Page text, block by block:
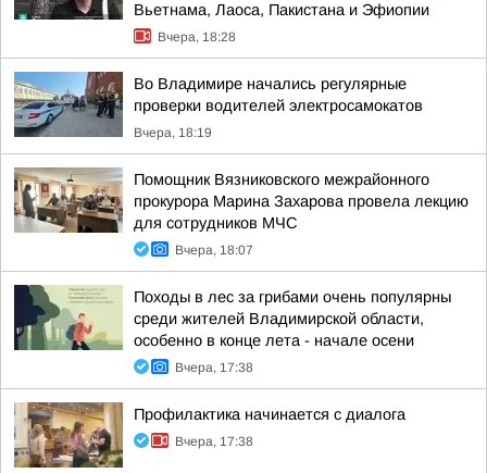
Вьетнама, Лаоса, Пакистана и Эфиопии
Вчера, 18:28
Во Владимире начались регулярные
проверки водителей электросамокатов
Вчера, 18:19
Помощник Вязниковского межрайонного
прокурора Марина Захарова провела лекцию
для сотрудников МЧС
Вчера, 18:07
Походы в лес за грибами очень популярны
среди жителей Владимирской области,
особенно в конце лета - начале осени
Вчера, 17:38
Профилактика начинается с диалога
Вчера, 17:38